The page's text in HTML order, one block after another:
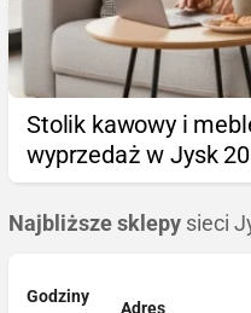
Stolik kawowy i
wyprzedaż w Jysk
Najbliższe sklepy sieci
Godziny
Adres